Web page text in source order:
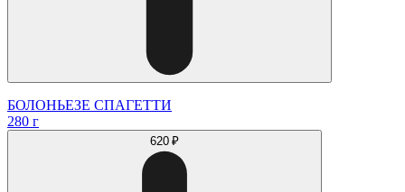
БОЛОНЬЕЗЕ СПАГЕТТИ
280 г
620 ₽